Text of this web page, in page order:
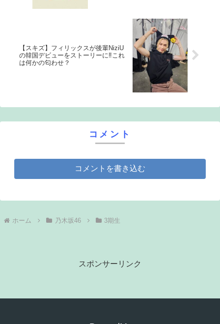
【スキズ】フィリックスが後輩NiziU
の韓国デビューをストーリーに‼これ
は何かの匂わせ？
コメント
コメントを書き込む
ホーム 乃木坂46 3期生
スポンサーリンク